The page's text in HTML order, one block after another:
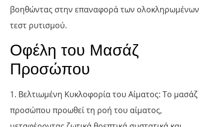
βοηθώντας στην επαναφορά των ολοκληρωμένων
τεστ ρυτισμού.
Οφέλη του Μασάζ
Προσώπου
1. Βελτιωμένη Κυκλοφορία του Αίματος: Το μασάζ
προσώπου προωθεί τη ροή του αίματος,